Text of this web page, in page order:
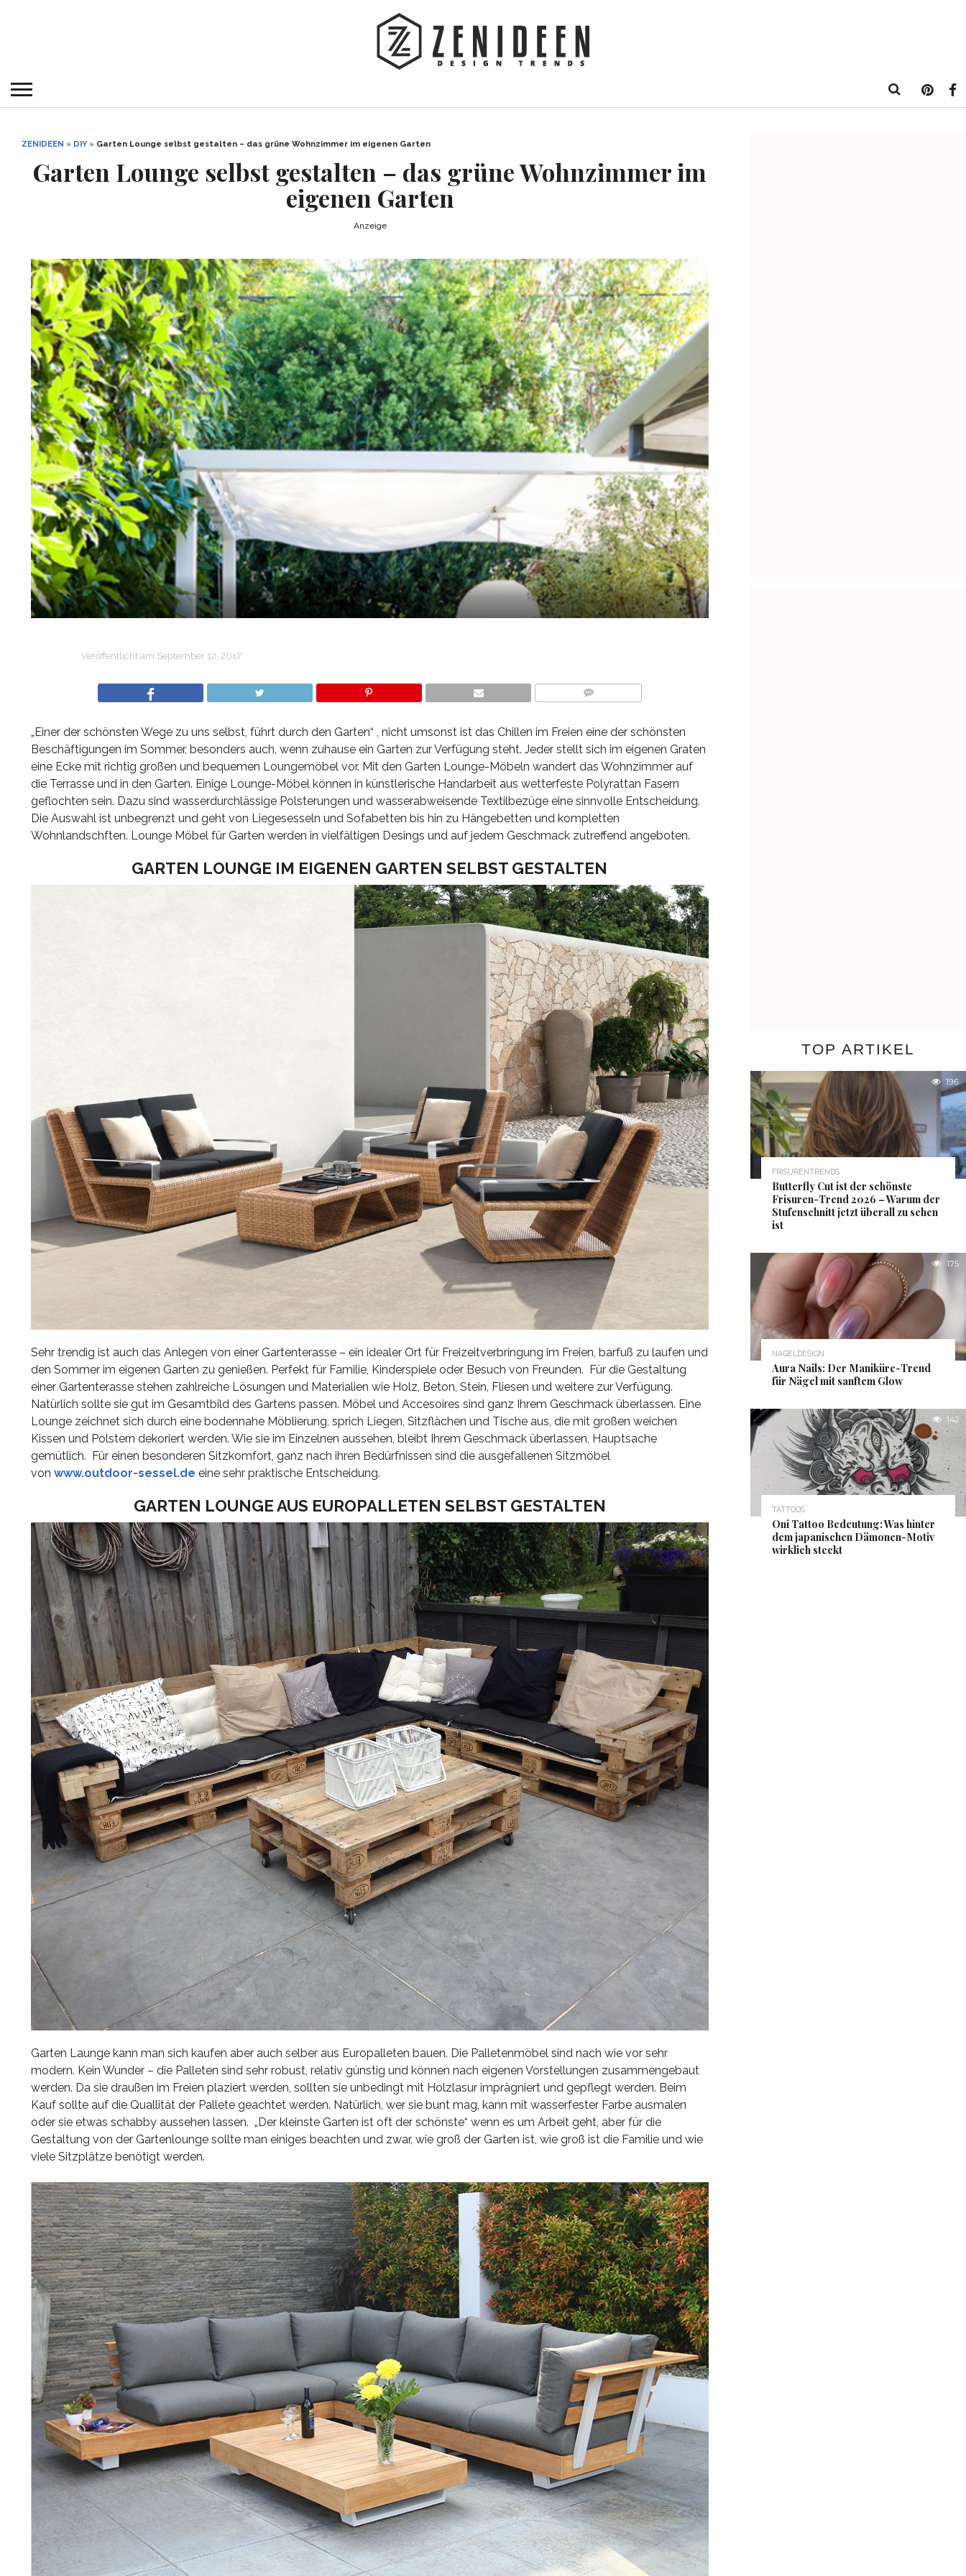
ZENIDEEN » DIY» Garten Lounge selbst gestalten – das grüne Wohnzimmer im eigenen Garten
Garten Lounge selbst gestalten – das grüne Wohnzimmer im
eigenen Garten
Anzeige
Veröffentlicht am September 12, 2017
„Einer der schönsten Wege zu uns selbst, führt durch den Garten“ , nicht umsonst ist das Chillen im Freien eine der schönsten
Beschäftigungen im Sommer, besonders auch, wenn zuhause ein Garten zur Verfügung steht. Jeder stellt sich im eigenen Graten
eine Ecke mit richtig großen und bequemen Loungemöbel vor. Mit den Garten Lounge-Möbeln wandert das Wohnzimmer auf
die Terrasse und in den Garten. Einige Lounge-Möbel können in künstlerische Handarbeit aus wetterfeste Polyrattan Fasern
geflochten sein. Dazu sind wasserdurchlässige Polsterungen und wasserabweisende Textilbezüge eine sinnvolle Entscheidung.
Die Auswahl ist unbegrenzt und geht von Liegesesseln und Sofabetten bis hin zu Hängebetten und kompletten
Wohnlandschften. Lounge Möbel für Garten werden in vielfältigen Desings und auf jedem Geschmack zutreffend angeboten.
GARTEN LOUNGE IM EIGENEN GARTEN SELBST GESTALTEN
Sehr trendig ist auch das Anlegen von einer Gartenterasse – ein idealer Ort für Freizeitverbringung im Freien, barfuß zu laufen und
den Sommer im eigenen Garten zu genießen. Perfekt für Familie, Kinderspiele oder Besuch von Freunden. Für die Gestaltung
einer Gartenterasse stehen zahlreiche Lösungen und Materialien wie Holz, Beton, Stein, Fliesen und weitere zur Verfügung.
Natürlich sollte sie gut im Gesamtbild des Gartens passen. Möbel und Accesoires sind ganz Ihrem Geschmack überlassen. Eine
Lounge zeichnet sich durch eine bodennahe Möblierung, sprich Liegen, Sitzflächen und Tische aus, die mit großen weichen
Kissen und Polstern dekoriert werden. Wie sie im Einzelnen aussehen, bleibt Ihrem Geschmack überlassen, Hauptsache
gemütlich. Für einen besonderen Sitzkomfort, ganz nach ihren Bedürfnissen sind die ausgefallenen Sitzmöbel
von www.outdoor-sessel.de eine sehr praktische Entscheidung.
GARTEN LOUNGE AUS EUROPALLETEN SELBST GESTALTEN
Garten Launge kann man sich kaufen aber auch selber aus Europalleten bauen. Die Palletenmöbel sind nach wie vor sehr
modern. Kein Wunder – die Palleten sind sehr robust, relativ günstig und können nach eigenen Vorstellungen zusammengebaut
werden. Da sie draußen im Freien plaziert werden, sollten sie unbedingt mit Holzlasur imprägniert und gepflegt werden. Beim
Kauf sollte auf die Quallität der Pallete geachtet werden. Natürlich, wer sie bunt mag, kann mit wasserfester Farbe ausmalen
oder sie etwas schabby aussehen lassen. „Der kleinste Garten ist oft der schönste“ wenn es um Arbeit geht, aber für die
Gestaltung von der Gartenlounge sollte man einiges beachten und zwar, wie groß der Garten ist, wie groß ist die Familie und wie
viele Sitzplätze benötigt werden.
TOP ARTIKEL
196
FRISURENTRENDS
Butterfly Cut ist der schönste
Frisuren-Trend 2026 – Warum der
Stufenschnitt jetzt überall zu sehen
ist
175
NAGELDESIGN
Aura Nails: Der Maniküre-Trend
für Nägel mit sanftem Glow
142
TATTOOS
Oni Tattoo Bedeutung: Was hinter
dem japanischen Dämonen-Motiv
wirklich steckt